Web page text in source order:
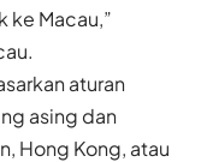
ke Macau,”
aturan
asing dan
Hong Kong, atau